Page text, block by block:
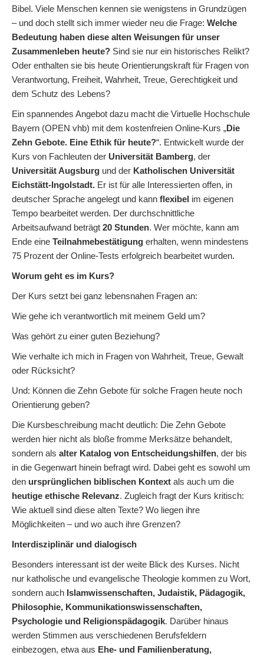
Bibel. Viele Menschen kennen sie wenigstens in Grundzügen
– und doch stellt sich immer wieder neu die Frage: Welche
Bedeutung haben diese alten Weisungen für unser
Zusammenleben heute? Sind sie nur ein historisches Relikt?
Oder enthalten sie bis heute Orientierungskraft für Fragen von
Verantwortung, Freiheit, Wahrheit, Treue, Gerechtigkeit und
dem Schutz des Lebens?
Ein spannendes Angebot dazu macht die Virtuelle Hochschule
Bayern (OPEN vhb) mit dem kostenfreien Online-Kurs „Die
Zehn Gebote. Eine Ethik für heute?“. Entwickelt wurde der
Kurs von Fachleuten der Universität Bamberg, der
Universität Augsburg und der Katholischen Universität
Eichstätt-Ingolstadt. Er ist für alle Interessierten offen, in
deutscher Sprache angelegt und kann flexibel im eigenen
Tempo bearbeitet werden. Der durchschnittliche
Arbeitsaufwand beträgt 20 Stunden. Wer möchte, kann am
Ende eine Teilnahmebestätigung erhalten, wenn mindestens
75 Prozent der Online-Tests erfolgreich bearbeitet wurden.
Worum geht es im Kurs?
Der Kurs setzt bei ganz lebensnahen Fragen an:
Wie gehe ich verantwortlich mit meinem Geld um?
Was gehört zu einer guten Beziehung?
Wie verhalte ich mich in Fragen von Wahrheit, Treue, Gewalt
oder Rücksicht?
Und: Können die Zehn Gebote für solche Fragen heute noch
Orientierung geben?
Die Kursbeschreibung macht deutlich: Die Zehn Gebote
werden hier nicht als bloße fromme Merksätze behandelt,
sondern als alter Katalog von Entscheidungshilfen, der bis
in die Gegenwart hinein befragt wird. Dabei geht es sowohl um
den ursprünglichen biblischen Kontext als auch um die
heutige ethische Relevanz. Zugleich fragt der Kurs kritisch:
Wie aktuell sind diese alten Texte? Wo liegen ihre
Möglichkeiten – und wo auch ihre Grenzen?
Interdisziplinär und dialogisch
Besonders interessant ist der weite Blick des Kurses. Nicht
nur katholische und evangelische Theologie kommen zu Wort,
sondern auch Islamwissenschaften, Judaistik, Pädagogik,
Philosophie, Kommunikationswissenschaften,
Psychologie und Religionspädagogik. Darüber hinaus
werden Stimmen aus verschiedenen Berufsfeldern
einbezogen, etwa aus Ehe- und Familienberatung,